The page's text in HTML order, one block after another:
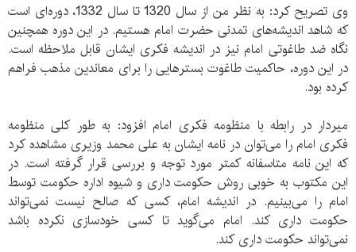
وی تصریح کرد: به نظر من از سال 1320 تا سال 1332، دوره‌ای است
که شاهد اندیشه‌های تمدنی حضرت امام هستیم. در این دوره همچنین
نگاه ضد طاغوتی امام نیز در اندیشه فکری ایشان قابل ملاحظه است.
در این دوره، حاکمیت طاغوت بسترهایی را برای معاندین مذهب فراهم
کرده بود.
میردار در رابطه با منظومه فکری امام افزود: به طور کلی منظومه
فکری امام را می‌توان در نامه ایشان به علی محمد وزیری مشاهده کرد
که این نامه متاسفانه کمتر مورد توجه و بررسی قرار گرفته است. در
این مکتوب به خوبی روش حکومت داری و شیوه‌ اداره حکومت توسط
امام را می‌بینیم. در اندیشه امام، کسی که صالح نیست نمی‌تواند
حکومت داری کند. امام می‌گوید تا کسی خودسازی نکرده باشد
نمی‌تواند حکومت داری کند.